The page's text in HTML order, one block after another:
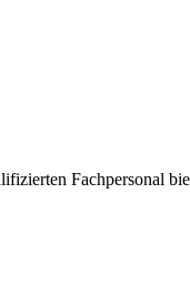
Fachpersonal